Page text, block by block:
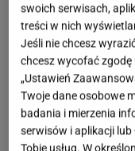
swoich serwisach,
treści w nich
Jeśli nie chcesz
chcesz wycofać
„Ustawień
Twoje dane osobowe
badania i mierzenia
serwisów i aplikacji
Tobie usług. W